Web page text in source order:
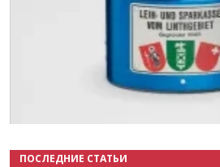
ПОСЛЕДНИЕ СТАТЬИ